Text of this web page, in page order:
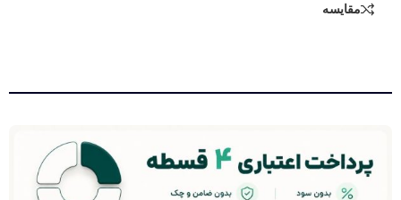
مقایسه